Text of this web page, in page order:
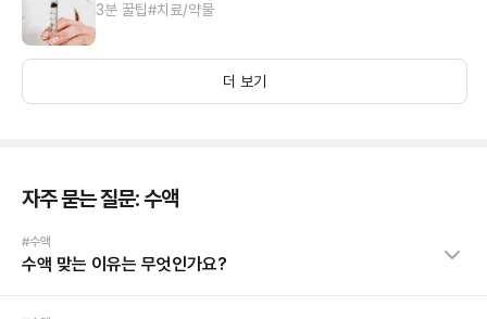
3분 꿀팁#치료/약물
더 보기
자주 묻는 질문: 수액
#수액
수액 맞는 이유는 무엇인가요?